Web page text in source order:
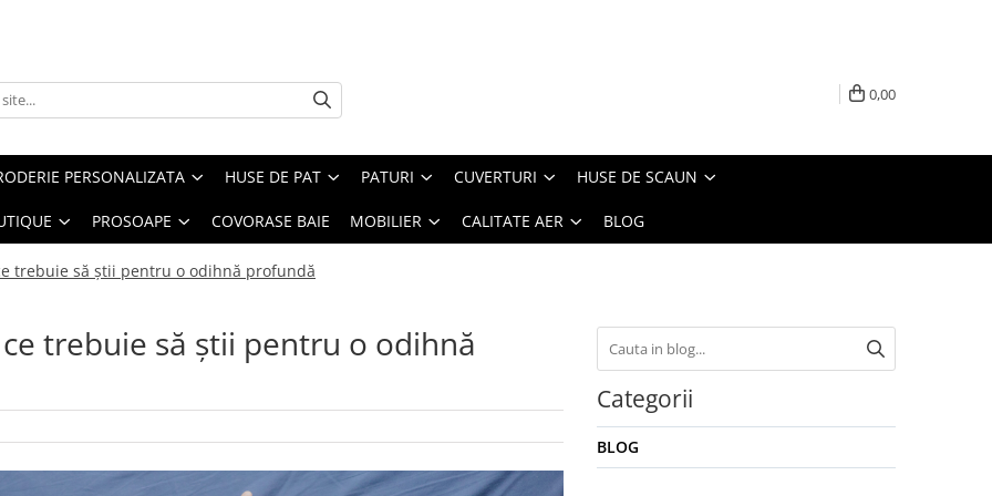
0,00
PERSONALIZATA HUSE DE PAT PATURI CUVERTURI HUSE DE SCAUN
PROSOAPE COVORASE BAIE MOBILIER CALITATE AER BLOG
trebuie să știi pentru o odihnă profundă
trebuie să știi pentru o odihnă
Categorii
BLOG